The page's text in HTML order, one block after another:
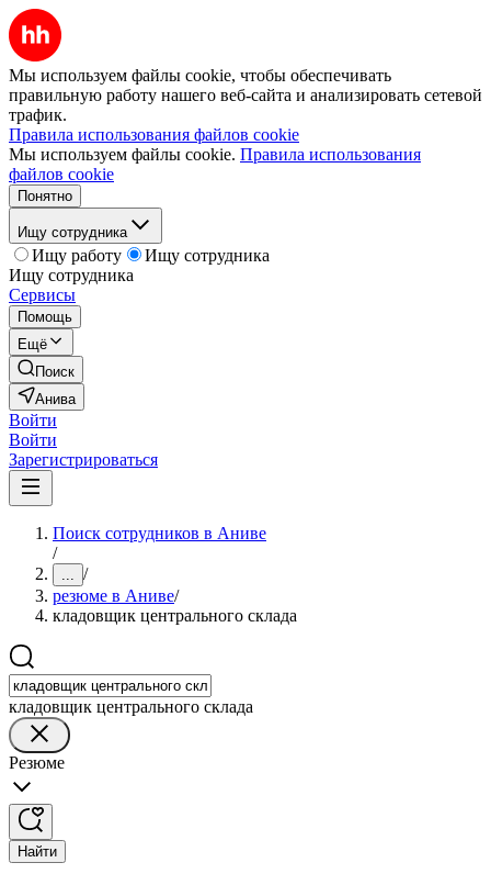
Мы используем файлы cookie, чтобы обеспечивать
правильную работу нашего веб-сайта и анализировать сетевой
трафик.
Правила использования файлов cookie
Мы используем файлы cookie. Правила использования
файлов cookie
Понятно
Ищу сотрудника
Ищу работу
Ищу сотрудника
Ищу сотрудника
Сервисы
Помощь
Ещё
Поиск
Анива
Войти
Войти
Зарегистрироваться
Поиск сотрудников в Аниве
/
... /
резюме в Аниве/
кладовщик центрального склада
кладовщик центрального склада
Резюме
Найти